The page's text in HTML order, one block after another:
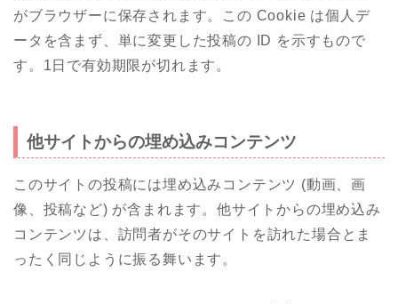
がブラウザーに保存されます。この Cookie は個人デ
ータを含まず、単に変更した投稿の ID を示すもので
す。1日で有効期限が切れます。
他サイトからの埋め込みコンテンツ
このサイトの投稿には埋め込みコンテンツ (動画、画
像、投稿など) が含まれます。他サイトからの埋め込み
コンテンツは、訪問者がそのサイトを訪れた場合とま
ったく同じように振る舞います。